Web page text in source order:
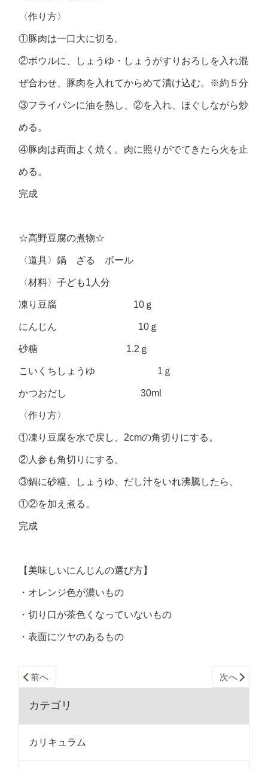
〈作り方〉
①豚肉は一口大に切る。
②ボウルに、しょうゆ・しょうがすりおろしを入れ混
ぜ合わせ、豚肉を入れてからめて漬け込む。※約５分
③フライパンに油を熱し、②を入れ、ほぐしながら炒
める。
④豚肉は両面よく焼く。肉に照りがでてきたら火を止
める。
完成
☆高野豆腐の煮物☆
〈道具〉鍋 ざる ボール
〈材料〉子ども1人分
凍り豆腐 10ｇ
にんじん 10ｇ
砂糖 1.2ｇ
こいくちしょうゆ 1ｇ
かつおだし 30ml
〈作り方〉
①凍り豆腐を水で戻し、2cmの角切りにする。
②人参も角切りにする。
③鍋に砂糖、しょうゆ、だし汁をいれ沸騰したら、
①②を加え煮る。
完成
【美味しいにんじんの選び方】
・オレンジ色が濃いもの
・切り口が茶色くなっていないもの
・表面にツヤのあるもの
前へ 次へ
カテゴリ
カリキュラム